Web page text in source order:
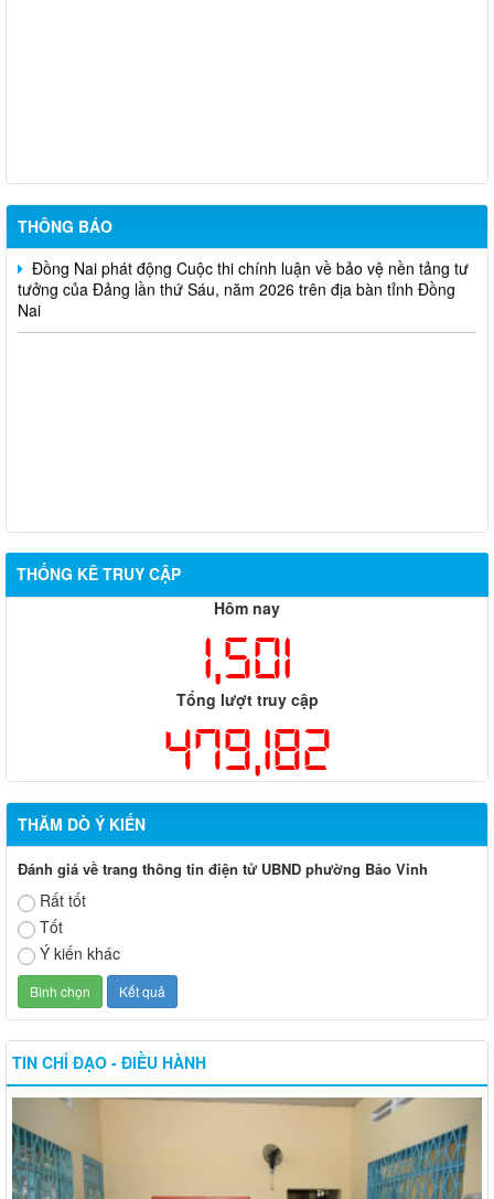
THÔNG BÁO
Phường Bảo Vinh thông báo tuyển dụng viên chức năm 2026
Đồng Nai phát động Cuộc thi chính luận về bảo vệ nền tảng tư
tưởng của Đảng lần thứ Sáu, năm 2026 trên địa bàn tỉnh Đồng
Nai
THỐNG KÊ TRUY CẬP
Hôm nay
1,501
Tổng lượt truy cập
479,182
THĂM DÒ Ý KIẾN
Đánh giá về trang thông tin điện tử UBND phường Bảo Vinh
Rất tốt
Tốt
Ý kiến khác
TIN CHỈ ĐẠO - ĐIỀU HÀNH